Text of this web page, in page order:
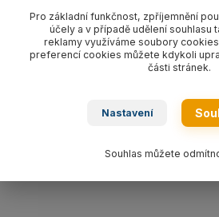
Kompletní specifikace
Lanový 1-závěs oko-hák s pojistkou
výběru, nosnost 2 700 kg. Provedení
Zboží zařazeno v kategoriích
Pro základní funkčnost, zpříjemnění
účely a v případě udělení souhlasu
reklamy využíváme soubory
preferencí cookies můžete kdykoli
části stránek.
Nastavení
Souhlas můžete